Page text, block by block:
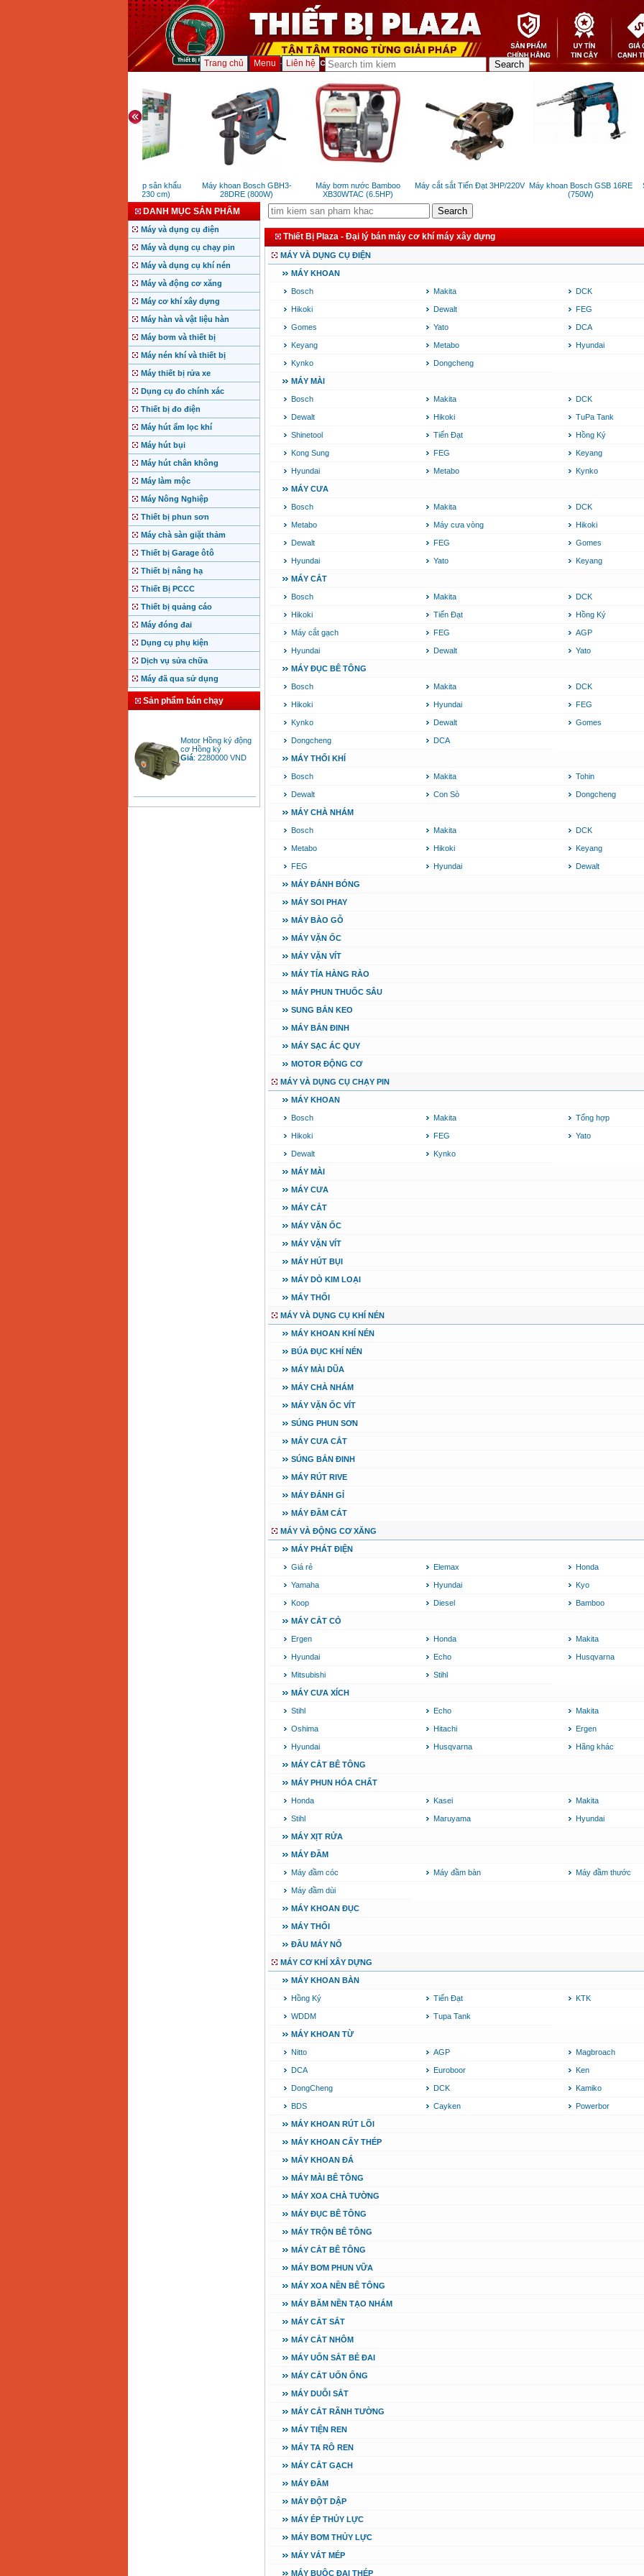
Trang chủ Menu Liên hệ
Backdrop popup sân khấu
thẳng (230x230 cm)
Máy khoan Bosch GBH3-
28DRE (800W)
Máy bơm nước Bamboo
XB30WTAC (6.5HP)
Máy cắt sắt Tiến Đạt 3HP/220V Máy khoan Bosch GSB 16RE
(750W)
DANH MỤC SẢN PHẨM
Máy và dụng cụ điện
Máy và dụng cụ chạy pin
Máy và dụng cụ khí nén
Máy và động cơ xăng
Máy cơ khí xây dựng
Máy hàn và vật liệu hàn
Máy bơm và thiết bị
Máy nén khí và thiết bị
Máy thiết bị rửa xe
Dụng cụ đo chính xác
Thiết bị đo điện
Máy hút ẩm lọc khí
Máy hút bụi
Máy hút chân không
Máy làm mộc
Máy Nông Nghiệp
Thiết bị phun sơn
Máy chà sàn giặt thảm
Thiết bị Garage ôtô
Thiết bị nâng hạ
Thiết Bị PCCC
Thiết bị quảng cáo
Máy đóng đai
Dụng cụ phụ kiện
Dịch vụ sửa chữa
Máy đã qua sử dụng
Sản phẩm bán chạy
cơ Hồng ký
Giá :2280000
Thiết Bị Plaza - Đại lý bán máy cơ khí máy xây dựng
MÁY VÀ DỤNG CỤ ĐIỆN
MÁY KHOAN
Bosch Makita DCK
Hikoki Dewalt FEG
Gomes Yato DCA
Keyang Metabo Hyundai
Kynko Dongcheng
MÁY MÀI
Bosch Makita DCK
Dewalt Hikoki TuPa Tank
Shinetool Tiến Đạt Hồng Ký
Kong Sung FEG Keyang
Hyundai Metabo Kynko
MÁY CƯA
Bosch Makita DCK
Metabo Máy cưa vòng Hikoki
Dewalt FEG Gomes
Hyundai Yato Keyang
MÁY CẮT
Bosch Makita DCK
Hikoki Tiến Đạt Hồng Ký
Máy cắt gạch FEG AGP
Hyundai Dewalt Yato
MÁY ĐỤC BÊ TÔNG
Bosch Makita DCK
Hikoki Hyundai FEG
Kynko Dewalt Gomes
Dongcheng DCA
MÁY THỔI KHÍ
Bosch Makita Tohin
Dewalt Con Sò Dongcheng
MÁY CHÀ NHÁM
Bosch Makita DCK
Metabo Hikoki Keyang
FEG Hyundai Dewalt
MÁY ĐÁNH BÓNG
MÁY SOI PHAY
MÁY BÀO GỖ
MÁY VẶN ỐC
MÁY VẶN VÍT
MÁY TỈA HÀNG RÀO
MÁY PHUN THUỐC SÂU
SUNG BẮN KEO
MÁY BẮN ĐINH
MÁY SẠC ÁC QUY
MOTOR ĐỘNG CƠ
MÁY VÀ DỤNG CỤ CHẠY PIN
MÁY KHOAN
Bosch Makita Tổng hợp
Hikoki FEG Yato
Dewalt Kynko
MÁY MÀI
MÁY CƯA
MÁY CẮT
MÁY VẶN ỐC
MÁY VẶN VÍT
MÁY HÚT BỤI
MÁY DÒ KIM LOẠI
MÁY THỔI
MÁY VÀ DỤNG CỤ KHÍ NÉN
MÁY KHOAN KHÍ NÉN
BÚA ĐỤC KHÍ NÉN
MÁY MÀI DŨA
MÁY CHÀ NHÁM
MÁY VẶN ỐC VÍT
SÚNG PHUN SƠN
MÁY CƯA CẮT
SÚNG BẮN ĐINH
MÁY RÚT RIVE
MÁY ĐÁNH GỈ
MÁY ĐẦM CÁT
MÁY VÀ ĐỘNG CƠ XĂNG
MÁY PHÁT ĐIỆN
Giá rẻ Elemax Honda
Yamaha Hyundai Kyo
Koop Diesel Bamboo
MÁY CẮT CỎ
Ergen Honda Makita
Hyundai Echo Husqvarna
Mitsubishi Stihl
MÁY CƯA XÍCH
Stihl Echo Makita
Oshima Hitachi Ergen
Hyundai Husqvarna Hãng khác
MÁY CẮT BÊ TÔNG
MÁY PHUN HÓA CHẤT
Honda Kasei Makita
Stihl Maruyama Hyundai
MÁY XỊT RỬA
MÁY ĐẦM
Máy đầm cóc Máy đầm bàn Máy đầm thước
Máy đầm dùi
MÁY KHOAN ĐỤC
MÁY THỔI
ĐẦU MÁY NỔ
MÁY CƠ KHÍ XÂY DỰNG
MÁY KHOAN BÀN
Hồng Ký Tiến Đạt KTK
WDDM Tupa Tank
MÁY KHOAN TỪ
Nitto AGP Magbroach
DCA Euroboor Ken
DongCheng DCK Kamiko
BDS Cayken Powerbor
MÁY KHOAN RÚT LÕI
MÁY KHOAN CẤY THÉP
MÁY KHOAN ĐÁ
MÁY MÀI BÊ TÔNG
MÁY XOA CHÀ TƯỜNG
MÁY ĐỤC BÊ TÔNG
MÁY TRỘN BÊ TÔNG
MÁY CẮT BÊ TÔNG
MÁY BƠM PHUN VỮA
MÁY XOA NỀN BÊ TÔNG
MÁY BĂM NỀN TẠO NHÁM
MÁY CẮT SẮT
MÁY CẮT NHÔM
MÁY UỐN SẮT BẺ ĐAI
MÁY CẮT UỐN ỐNG
MÁY DUỖI SẮT
MÁY CẮT RÃNH TƯỜNG
MÁY TIỆN REN
MÁY TA RÔ REN
MÁY CẮT GẠCH
MÁY ĐẦM
MÁY ĐỘT DẬP
MÁY ÉP THỦY LỰC
MÁY BƠM THỦY LỰC
MÁY VÁT MÉP
MÁY BUỘC ĐAI THÉP